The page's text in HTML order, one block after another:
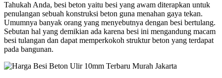
Tahukah Anda, besi beton yaitu besi yang awam diterapkan untuk
penulangan sebuah konstruksi beton guna menahan gaya tekan.
Umumnya banyak orang yang menyebutnya dengan besi bertulang.
Sebutan hal yang demikian ada karena besi ini mengandung macam
besi tulangan dan dapat memperkokoh struktur beton yang terdapat
pada bangunan.